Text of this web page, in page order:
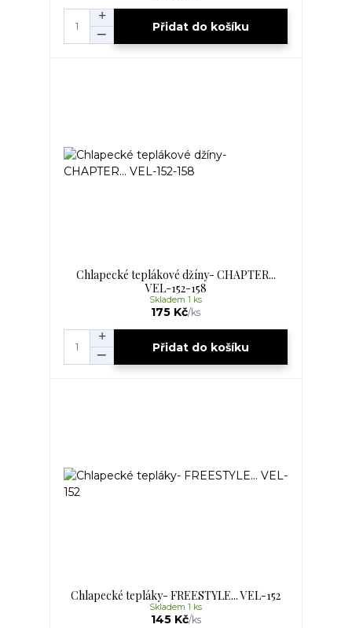
Přidat do košíku
Chlapecké teplákové džíny- CHAPTER...
VEL-152-158
175 Kč/ks
Skladem 1 ks
Přidat do košíku
Chlapecké tepláky- FREESTYLE... VEL-152
145 Kč/ks
Skladem 1 ks